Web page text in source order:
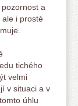
a
ale i prosté
tichého
velmi
v situaci a v
úhlu